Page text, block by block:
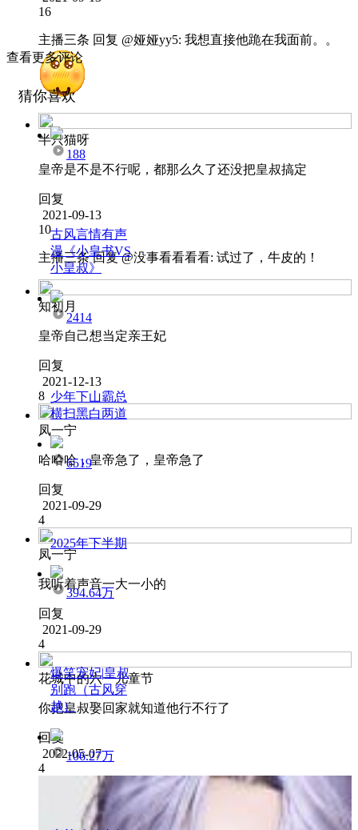
16
主播三条 回复 @娅娅yy5: 我想直接他跪在我面前。。
半只猫呀
皇帝是不是不行呢，都那么久了还没把皇叔搞定
回复
2021-09-13
10
主播三条回复 @没事看看看看: 试过了，牛皮的！
知初月
皇帝自己想当定亲王妃
回复
2021-12-13
8
凤一宁
哈哈哈，皇帝急了，皇帝急了
回复
2021-09-29
4
凤一宁
我听着声音一大一小的
回复
2021-09-29
4
花城中的六一儿童节
你把皇叔娶回家就知道他行不行了
回复
2022-05-07
4
查看更多评论
猜你喜欢
188
古风言情有声
漫《小皇书VS
小皇叔》
2414
少年下山霸总
横扫黑白两道
6519
2025年下半期
394.64万
爆笑宠妃|皇叔
别跑（古风穿
越）
106.27万